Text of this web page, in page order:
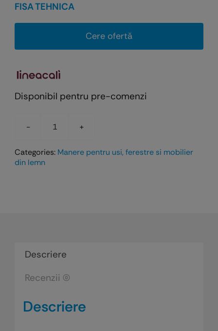
FISA TEHNICA
Cere ofertă
Disponibil pentru pre-comenzi
Cantitate
Categories: Manere pentru usi, ferestre si mobilier
din lemn
Descriere
Recenzii (0)
Descriere